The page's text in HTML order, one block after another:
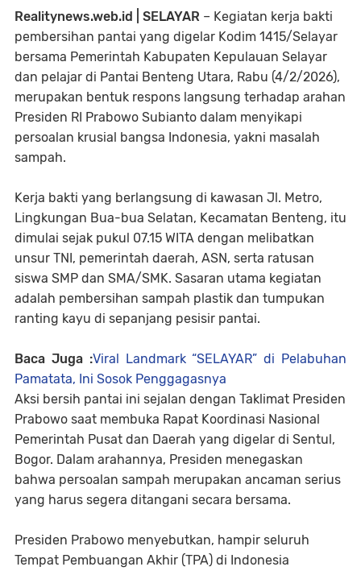
Realitynews.web.id | SELAYAR – Kegiatan kerja bakti
pembersihan pantai yang digelar Kodim 1415/Selayar
bersama Pemerintah Kabupaten Kepulauan Selayar
dan pelajar di Pantai Benteng Utara, Rabu (4/2/2026),
merupakan bentuk respons langsung terhadap arahan
Presiden RI Prabowo Subianto dalam menyikapi
persoalan krusial bangsa Indonesia, yakni masalah
sampah.
Kerja bakti yang berlangsung di kawasan Jl. Metro,
Lingkungan Bua-bua Selatan, Kecamatan Benteng, itu
dimulai sejak pukul 07.15 WITA dengan melibatkan
unsur TNI, pemerintah daerah, ASN, serta ratusan
siswa SMP dan SMA/SMK. Sasaran utama kegiatan
adalah pembersihan sampah plastik dan tumpukan
ranting kayu di sepanjang pesisir pantai.
Baca Juga :Viral Landmark “SELAYAR” di Pelabuhan
Pamatata, Ini Sosok Penggagasnya
Aksi bersih pantai ini sejalan dengan Taklimat Presiden
Prabowo saat membuka Rapat Koordinasi Nasional
Pemerintah Pusat dan Daerah yang digelar di Sentul,
Bogor. Dalam arahannya, Presiden menegaskan
bahwa persoalan sampah merupakan ancaman serius
yang harus segera ditangani secara bersama.
Presiden Prabowo menyebutkan, hampir seluruh
Tempat Pembuangan Akhir (TPA) di Indonesia